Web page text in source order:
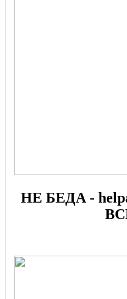
НЕ БЕДА -